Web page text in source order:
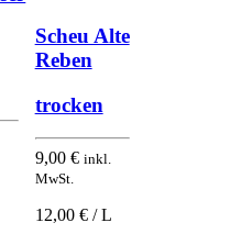
Scheu Alte
Reben
trocken
9,00 € inkl.
MwSt.
12,00 € / L